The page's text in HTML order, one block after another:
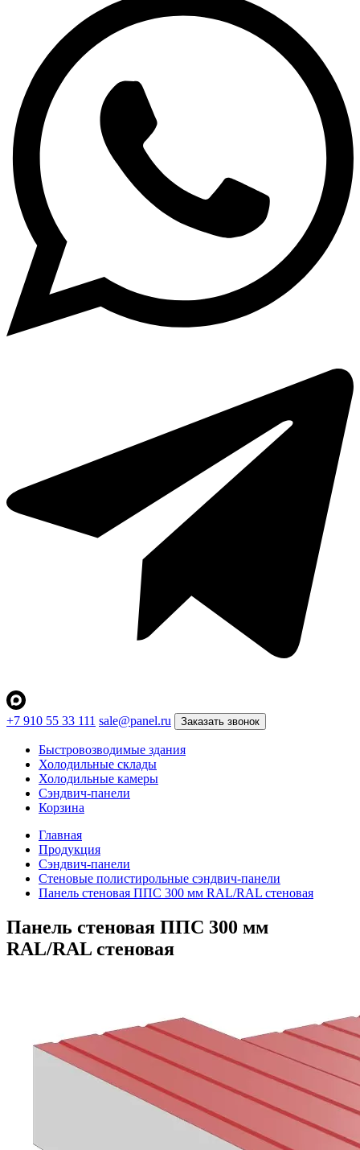
+7 910 55 33 111 sale@panel.ru Заказать звонок
Быстровозводимые здания
Холодильные склады
Холодильные камеры
Сэндвич-панели
Корзина
Главная
Продукция
Сэндвич-панели
Стеновые полистирольные сэндвич-панели
Панель стеновая ППС 300 мм RAL/RAL стеновая
Панель стеновая ППС 300 мм
RAL/RAL стеновая